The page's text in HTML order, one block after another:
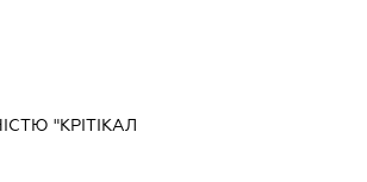
"КРІТІКАЛ